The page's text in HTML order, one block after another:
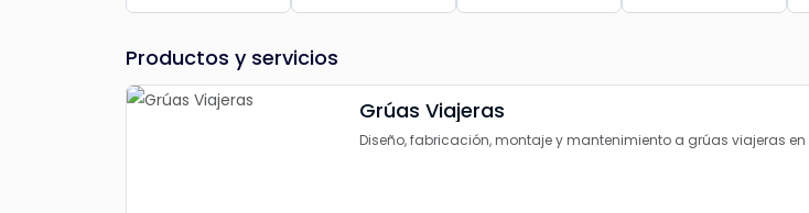
Productos y servicios
Grúas Viajeras
Diseño, fabricación, montaje y mantenimiento a grúas viajeras